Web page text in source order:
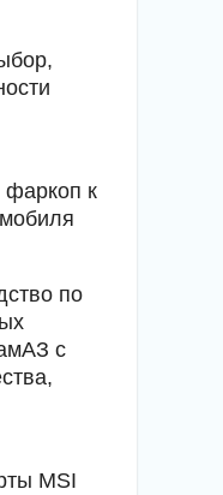
фаркоп к
по
с
MSI